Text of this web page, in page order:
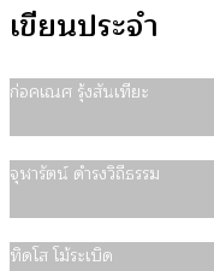
เขียนประจำ
ก่อคเณศ รุ้งสันเทียะ
จุฬารัตน์ ดำรงวิถีธรรม
ทิดโส โม้ระเบิด